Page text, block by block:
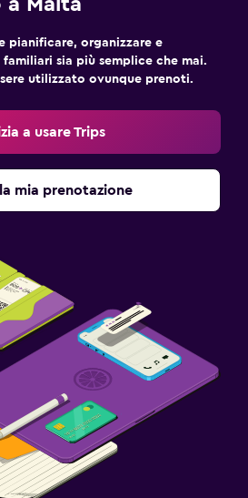
Malta
pianificare, organizzare e
sia più semplice che mai.
utilizzato ovunque prenoti.
a usare Trips
mia prenotazione